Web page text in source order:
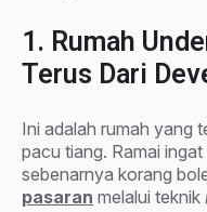
1. Rumah
Terus Dari
Ini adalah rumah yang
pacu tiang. Ramai
sebenarnya korang
pasaran melalui teknik